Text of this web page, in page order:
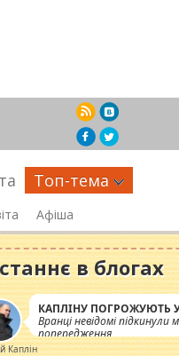
Топ-тема
Афіша
в блогах
КАПЛІНУ ПОГРОЖУЮТЬ
Вранці невідомі підкинули
попередження
Каплін